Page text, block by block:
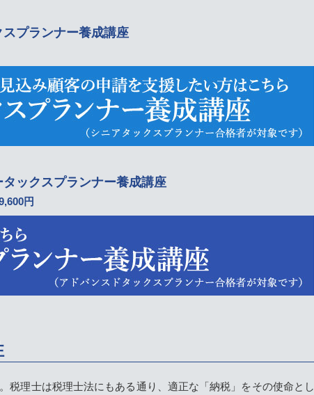
プランナー養成講座
ックスプランナー養成講座
円
税理士は税理士法にもある通り、適正な「納税」をその使命とし